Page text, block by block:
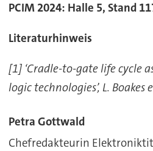
PCIM 2024: Halle 5, Stand
Literaturhinweis
[1] ‘Cradle-to-gate life cycle
logic technologies’, L. Boakes
Petra Gottwald
Chefredakteurin